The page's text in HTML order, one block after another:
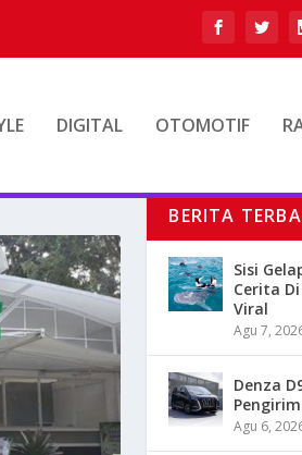
DIGITAL OTOMOTIF
BERITA
Sisi
Cerita
Viral
Agu 7,
Denza
Agu 6,